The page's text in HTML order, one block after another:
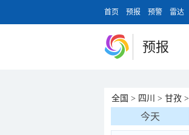
首页 预报 预警 雷达
预报
全国 > 四川 > 甘孜 >
今天